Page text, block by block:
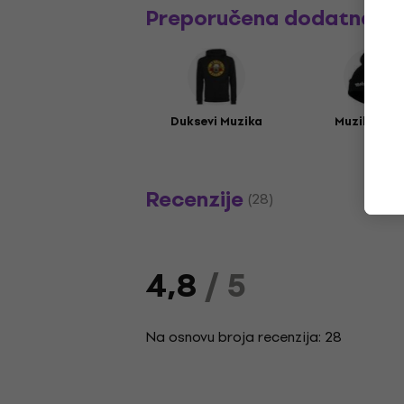
Preporučena dodatna
Duksevi Muzika Muzika kape
Recenzije (28)
4,8/ 5
Na osnovu broja recenzija: 28